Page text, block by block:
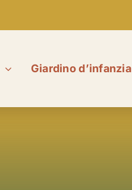
Giardino d’infanzia